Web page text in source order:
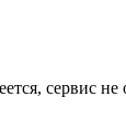
сервис